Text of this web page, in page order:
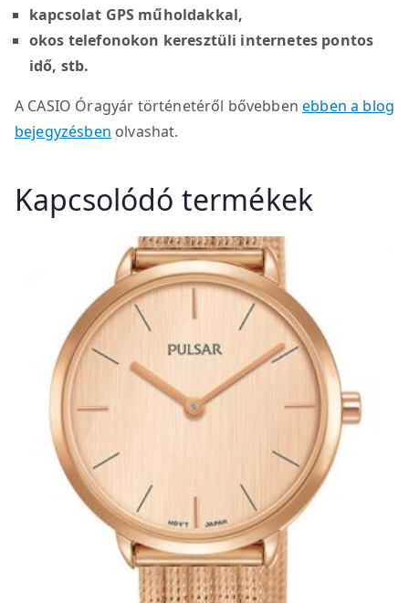
kapcsolat GPS műholdakkal,
okos telefonokon keresztüli internetes pontos
idő, stb.
A CASIO Óragyár történetéről bővebbenebben a blog
bejegyzésben olvashat.
Kapcsolódó termékek